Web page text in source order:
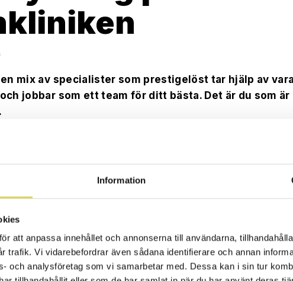
Information
att anpassa innehållet och annonserna till användarna,
trafik. Vi vidarebefordrar även sådana identifierare och annan
och analysföretag som vi samarbetar med. Dessa kan i sin tur
mix av specialister som prestigelöst tar hjälp av
jobbar som ett team för ditt bästa. Det är du som är
jobbat med att utöka våra kompetenser i vårt starka team
Vi kan stolt presentera att vi nu erbjuder psykologiska
Vårt nya tillskott i teamet ärBetty Köhlersom är leg.
och har gedigen erfarenhet av arbetslivets psykologi,